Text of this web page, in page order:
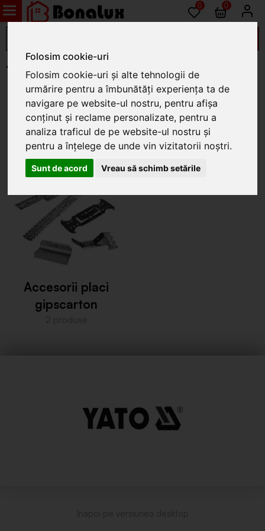
Folosim cookie-uri
Folosim cookie-uri și alte tehnologii de
urmărire pentru a îmbunătăți experiența ta de
navigare pe website-ul nostru, pentru afișa
conținut și reclame personalizate, pentru a
analiza traficul de pe website-ul nostru și
pentru a înțelege de unde vin vizitatorii noștri.
Sunt de acord Vreau să schimb setările
0 0
TERMICO
Accesorii placi
gipscarton